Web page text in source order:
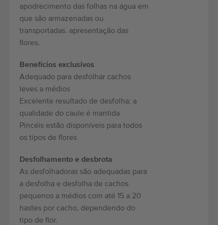
Desde 1977
apodrecimento das folhas na água em
que são armazenadas ou
transportadas. apresentação das
flores.
Benefícios exclusivos
Adequado para desfolhar cachos
leves a médios
Excelente resultado de desfolha; a
qualidade do caule é mantida
Pincéis estão disponíveis para todos
os tipos de flores
Desfolhamento e desbrota
As desfolhadoras são adequadas para
a desfolha e desfolha de cachos
pequenos a médios com até 15 a 20
hastes por cacho, dependendo do
tipo de flor.